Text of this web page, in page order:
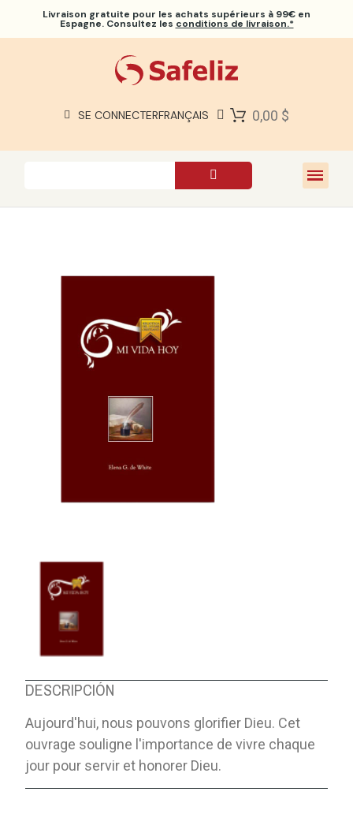
Livraison gratuite pour les achats supérieurs à 99€ en
Espagne. Consultez les conditions de livraison.*
SE CONNECTERFRANÇAIS 0,00 $
À PROPOS DE NOUS
DESCRIPCIÓN
Aujourd'hui, nous pouvons glorifier Dieu. Cet
ouvrage souligne l'importance de vivre chaque
jour pour servir et honorer Dieu.